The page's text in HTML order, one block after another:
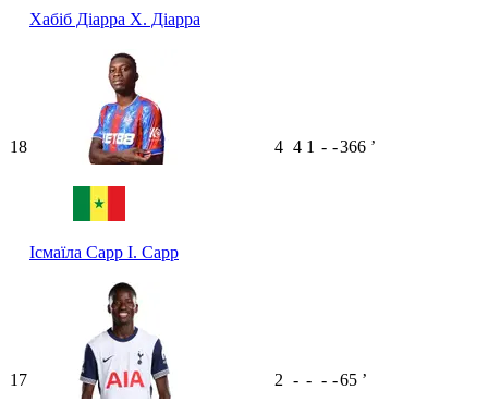
Хабіб Діарра Х. Діарра
18
Ісмаїла Сарр І. Сарр
4 4 1 - -366 ʼ
17 2 - - - -65 ʼ